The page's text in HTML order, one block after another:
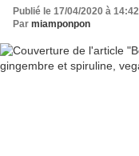
Publié le 17/04/2020 à 14:42
Par miamponpon